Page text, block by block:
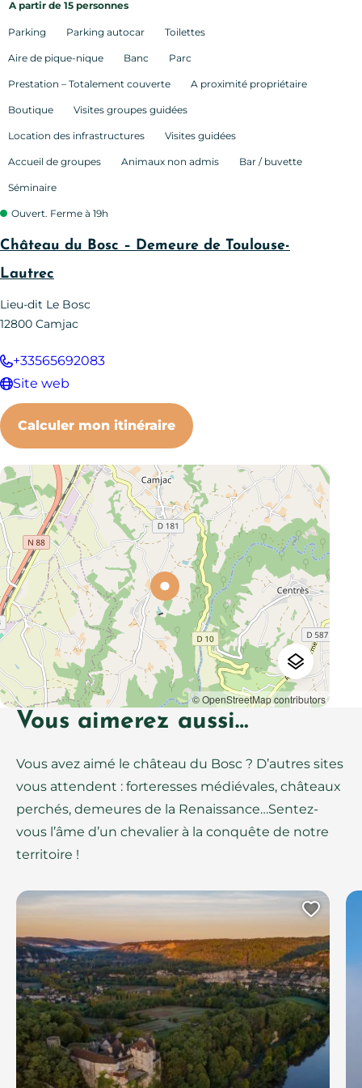
A partir de 15 personnes
Parking Parking autocar Toilettes
Aire de pique-nique Banc Parc
Prestation – Totalement couverte A proximité propriétaire
Boutique Visites groupes guidées
Location des infrastructures Visites guidées
Accueil de groupes Animaux non admis Bar / buvette
Séminaire
© OpenStreetMap contributors
Ouvert. Ferme à 19h
Château du Bosc – Demeure de Toulouse-
Lautrec
Lieu-dit Le Bosc
12800 Camjac
+33565692083
Site web
Calculer mon itinéraire
Vous aimerez aussi…
Vous avez aimé le château du Bosc ? D’autres sites
vous attendent : forteresses médiévales, châteaux
perchés, demeures de la Renaissance…Sentez-
vous l’âme d’un chevalier à la conquête de notre
territoire !